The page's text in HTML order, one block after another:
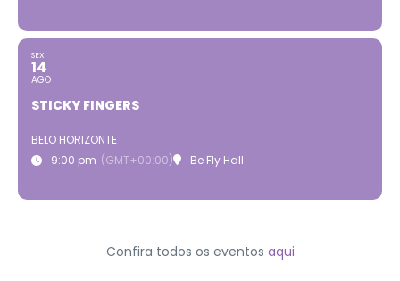
SEX
14
AGO
STICKY FINGERS
BELO HORIZONTE
9:00 pm (GMT+00:00) Be Fly Hall
Confira todos os eventos aqui